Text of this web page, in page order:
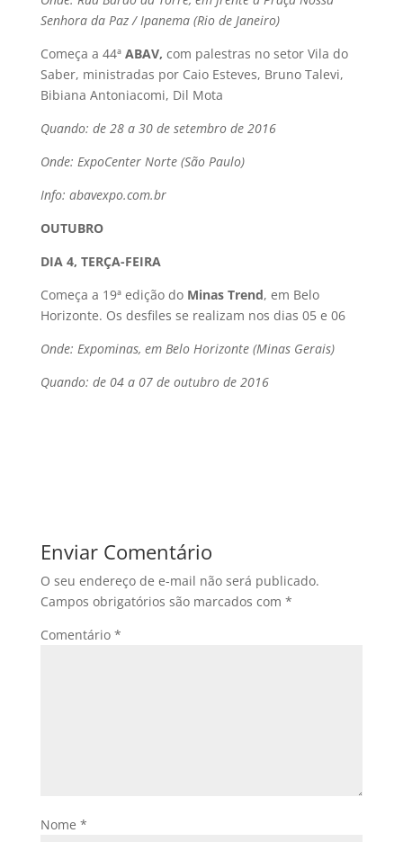
Senhora da Paz / Ipanema (Rio de Janeiro)
Começa a 44ª ABAV, com palestras no setor Vila do
Saber, ministradas por Caio Esteves, Bruno Talevi,
Bibiana Antoniacomi, Dil Mota
Quando: de 28 a 30 de setembro de 2016
Onde: ExpoCenter Norte (São Paulo)
Info: abavexpo.com.br
OUTUBRO
DIA 4, TERÇA-FEIRA
Começa a 19ª edição do Minas Trend, em Belo
Horizonte. Os desfiles se realizam nos dias 05 e 06
Onde: Expominas, em Belo Horizonte (Minas Gerais)
Quando: de 04 a 07 de outubro de 2016
Enviar Comentário
O seu endereço de e-mail não será publicado.
Campos obrigatórios são marcados com *
Comentário *
Nome *